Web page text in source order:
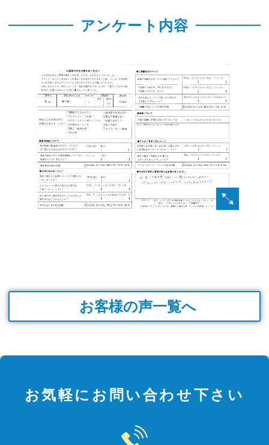
アンケート内容
お客様の声一覧へ
お気軽にお問い合わせ下さい